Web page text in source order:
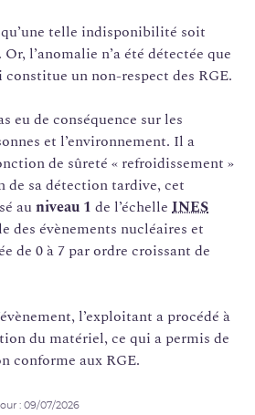
telle indisponibilité soit
l’anomalie n’a été détectée que
constitue un non-respect des RGE.
eu de conséquence sur les
et l’environnement. Il a
de sûreté « refroidissement »
de sa détection tardive, cet
auniveau 1 de l’échelle INES
des évènements nucléaires et
de 0 à 7 par ordre croissant de
l’exploitant a procédé à
du matériel, ce qui a permis de
conforme aux RGE.
: 09/07/2026